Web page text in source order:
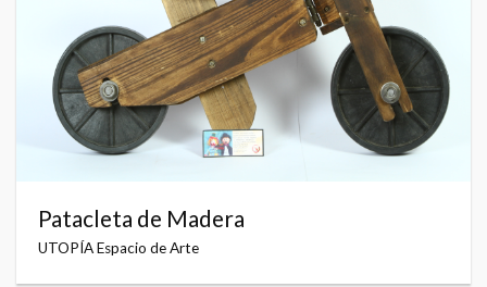
Patacleta de Madera
UTOPÍA Espacio de Arte